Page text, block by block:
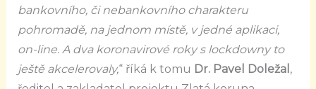
bankovního, či nebankovního charakteru
pohromadě, na jednom místě, v jedné aplikaci,
on-line. A dva koronavirové roky s lockdowny to
ještě akcelerovaly,“ říká k tomu Dr. Pavel Doležal ,